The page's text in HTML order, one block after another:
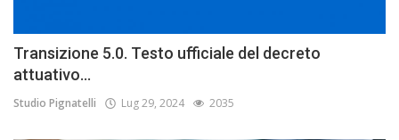
Transizione 5.0. Testo ufficiale del decreto
attuativo...
Studio Pignatelli Lug 29, 2024 2035